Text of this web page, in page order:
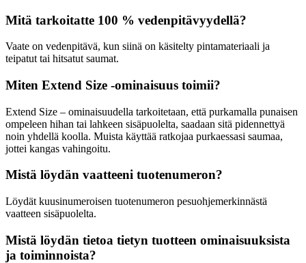
Mitä tarkoitatte 100 % vedenpitävyydellä?
Vaate on vedenpitävä, kun siinä on käsitelty pintamateriaali ja
teipatut tai hitsatut saumat.
Miten Extend Size -ominaisuus toimii?
Extend Size – ominaisuudella tarkoitetaan, että purkamalla punaisen
ompeleen hihan tai lahkeen sisäpuolelta, saadaan sitä pidennettyä
noin yhdellä koolla. Muista käyttää ratkojaa purkaessasi saumaa,
jottei kangas vahingoitu.
Mistä löydän vaatteeni tuotenumeron?
Löydät kuusinumeroisen tuotenumeron pesuohjemerkinnästä
vaatteen sisäpuolelta.
Mistä löydän tietoa tietyn tuotteen ominaisuuksista
ja toiminnoista?